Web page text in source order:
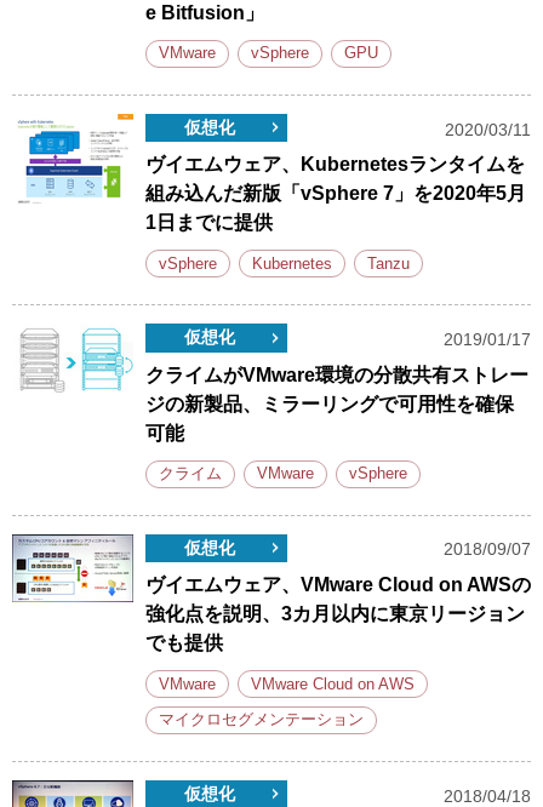
e Bitfusion」
VMware vSphere GPU
仮想化 2020/03/11
ヴイエムウェア、Kubernetesランタイムを
組み込んだ新版「vSphere 7」を2020年5月
1日までに提供
vSphere Kubernetes Tanzu
仮想化 2019/01/17
クライムがVMware環境の分散共有ストレー
ジの新製品、ミラーリングで可用性を確保
可能
クライム VMware vSphere
仮想化 2018/09/07
ヴイエムウェア、VMware Cloud on AWSの
強化点を説明、3カ月以内に東京リージョン
でも提供
VMware VMware Cloud on AWS
マイクロセグメンテーション
仮想化 2018/04/18